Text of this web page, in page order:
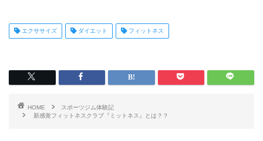
エクササイズ ダイエット フィットネス
HOME
スポーツジム体験記
新感覚フィットネスクラブ『ミットネス』とは？？